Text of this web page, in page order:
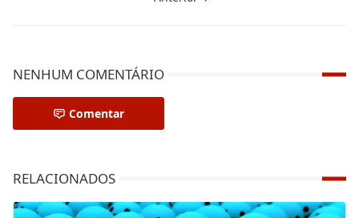
NENHUM COMENTÁRIO
Comentar
RELACIONADOS